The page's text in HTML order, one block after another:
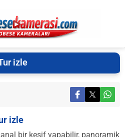
izle
izle
bir keşif yapabilir, panoramik